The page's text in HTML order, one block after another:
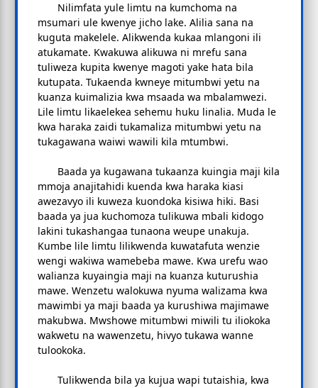
Nilimfata yule limtu na kumchoma na
msumari ule kwenye jicho lake. Alilia sana na
kuguta makelele. Alikwenda kukaa mlangoni ili
atukamate. Kwakuwa alikuwa ni mrefu sana
tuliweza kupita kwenye magoti yake hata bila
kutupata. Tukaenda kwneye mitumbwi yetu na
kuanza kuimalizia kwa msaada wa mbalamwezi.
Lile limtu likaelekea sehemu huku linalia. Muda le
kwa haraka zaidi tukamaliza mitumbwi yetu na
tukagawana waiwi wawili kila mtumbwi.
Baada ya kugawana tukaanza kuingia maji kila
mmoja anajitahidi kuenda kwa haraka kiasi
awezavyo ili kuweza kuondoka kisiwa hiki. Basi
baada ya jua kuchomoza tulikuwa mbali kidogo
lakini tukashangaa tunaona weupe unakuja.
Kumbe lile limtu lilikwenda kuwatafuta wenzie
wengi wakiwa wamebeba mawe. Kwa urefu wao
walianza kuyaingia maji na kuanza kuturushia
mawe. Wenzetu walokuwa nyuma walizama kwa
mawimbi ya maji baada ya kurushiwa majimawe
makubwa. Mwshowe mitumbwi miwili tu iliokoka
wakwetu na wawenzetu, hivyo tukawa wanne
tulookoka.
Tulikwenda bila ya kujua wapi tutaishia, kwa